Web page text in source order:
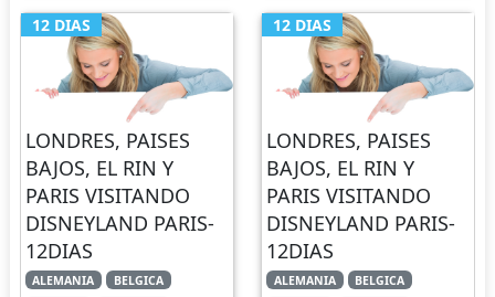
12 DIAS
LONDRES, PAISES
BAJOS, EL RIN Y
PARIS VISITANDO
DISNEYLAND PARIS-
12DIAS
ALEMANIA
BELGICA
12 DIAS
LONDRES, PAISES
BAJOS, EL RIN Y
PARIS VISITANDO
DISNEYLAND PARIS-
12DIAS
ALEMANIA
BELGICA